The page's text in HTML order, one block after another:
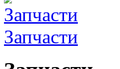
Запчасти